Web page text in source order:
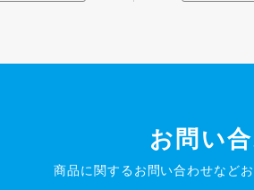
お問い
商品に関するお問い合わせなど